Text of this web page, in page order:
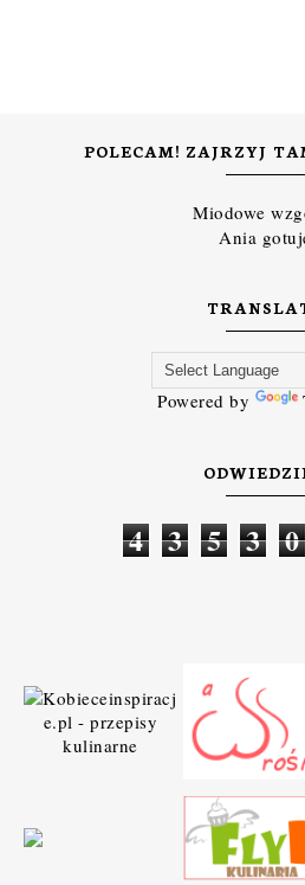
POLECAM! ZAJRZYJ
Miodowe
Ania
Powered by
4 3 5 3 0